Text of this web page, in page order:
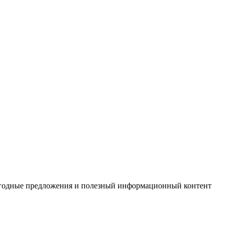
предложения и полезный информационный контент